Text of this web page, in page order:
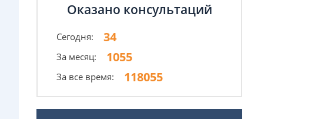
Оказано консультаций
Сегодня: 34
За месяц: 1055
За все время: 118055